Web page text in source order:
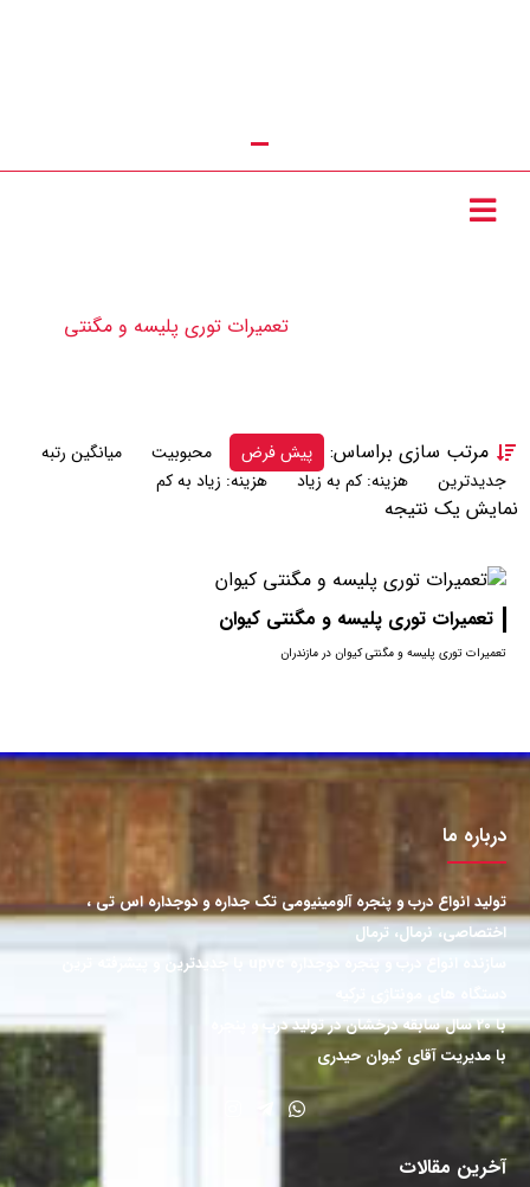
تعمیرات توری پلیسه و
تعمیرات توری پلیسه و مگنتی
نمایش یک نتیجه
مرتب سازی براساس: پیش فرض محبوبیت
میانگین رتبه
جدیدترین
هزینه: کم به زیاد هزینه: زیاد به کم
تعمیرات توری پلیسه و مگنتی کیوان
تعمیرات توری پلیسه و مگنتی کیوان در مازندران
درباره ما
تولید انواع درب و پنجره آلومینیومی تک جداره و دوجداره اس تی ،
اختصاصی، نرمال، ترمال
سازنده انواع درب و پنجره دوجداره upvc با جدیدترین و پیشرفته ترین
با 20 سال سابقه درخشان در تولید درب و پنجره
با مدیریت آقای کیوان حیدری
آخرین مقالات